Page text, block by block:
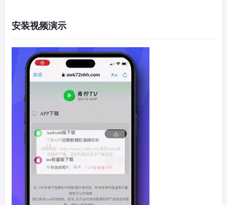
安装视频演示